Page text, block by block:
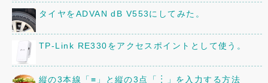
タイヤをADVAN dB V553にしてみた。
TP-Link RE330をアクセスポイントとして使う。
縦の3本線「≡」と縦の3点「︙」を入力する方法